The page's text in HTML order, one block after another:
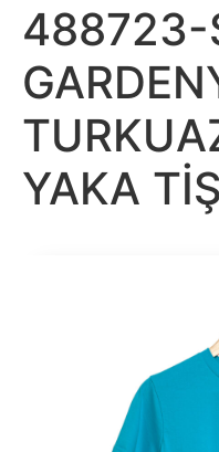
488723-
YAKA